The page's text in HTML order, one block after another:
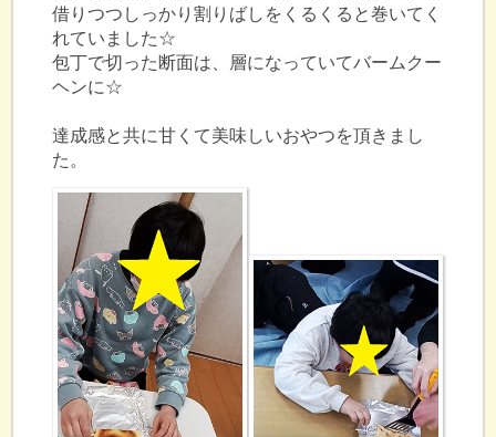
借りつつしっかり割りばしをくるくると巻いてく
れていました☆
包丁で切った断面は、層になっていてバームクー
ヘンに☆
達成感と共に甘くて美味しいおやつを頂きまし
た。